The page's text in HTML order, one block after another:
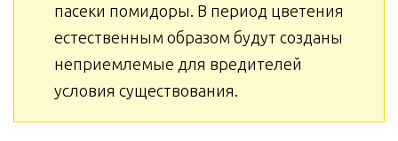
пасеки помидоры. В период цветения
естественным образом будут созданы
неприемлемые для вредителей
условия существования.